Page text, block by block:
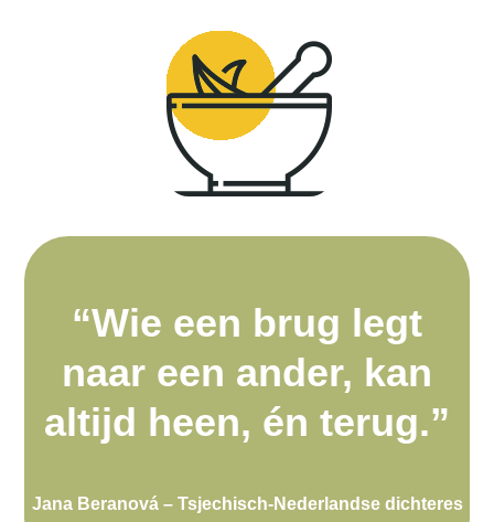
“Wie een brug legt
naar een ander, kan
altijd heen, én terug.”
Jana Beranová – Tsjechisch-Nederlandse dichteres